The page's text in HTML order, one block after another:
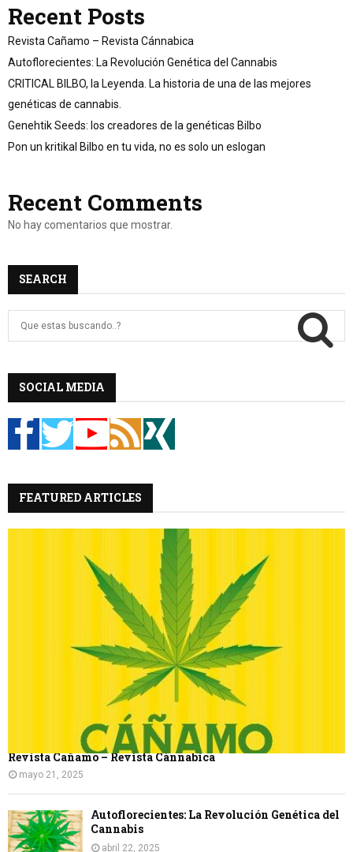
Recent Posts
Revista Cañamo – Revista Cánnabica
Autoflorecientes: La Revolución Genética del Cannabis
CRITICAL BILBO, la Leyenda. La historia de una de las mejores
genéticas de cannabis.
Genehtik Seeds: los creadores de la genéticas Bilbo
Pon un kritikal Bilbo en tu vida, no es solo un eslogan
Recent Comments
No hay comentarios que mostrar.
SEARCH
r
:
R
SOCIAL MEDIA
FEATURED ARTICLES
Revista Cañamo – Revista Cánnabica
mayo 21, 2025
Autoflorecientes: La Revolución Genética del
Cannabis
abril 22, 2025